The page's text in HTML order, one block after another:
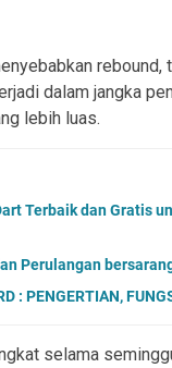
dalam jangka
lebih luas.
Terbaik dan Gratis
Perulangan
: PENGERTIAN,
selama